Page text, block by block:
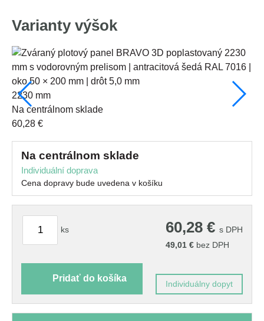
Varianty výšok
2230 mm
na centrálnom sklade
60,28 €
na centrálnom sklade
Individuální doprava
Cena dopravy bude uvedena v košíku
ks 60,28 € s DPH
49,01 € bez DPH
Pridať do košíka
Individuálny dopyt